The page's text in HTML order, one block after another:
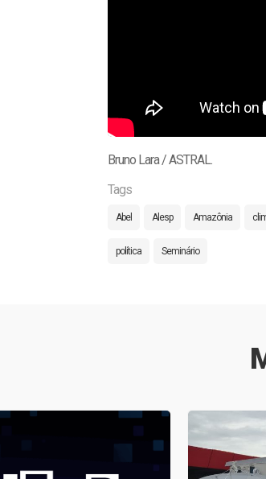
Bruno Lara / ASTRAL.
Tags
Abel Alesp Amazônia
política Seminário